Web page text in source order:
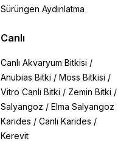
Sürüngen Aydınlatma
Canlı
Canlı Akvaryum Bitkisi /
Anubias Bitki / Moss Bitkisi /
Vitro Canlı Bitki / Zemin Bitki /
Salyangoz / Elma Salyangoz
Karides / Canlı Karides /
Kerevit